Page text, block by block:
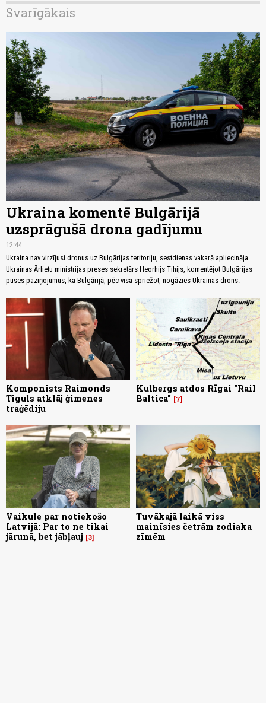
Svarīgākais
Ukraina komentē Bulgārijā
uzsprāgušā drona gadījumu
12:44
Ukraina nav virzījusi dronus uz Bulgārijas teritoriju, sestdienas vakarā apliecināja
Ukrainas Ārlietu ministrijas preses sekretārs Heorhijs Tihijs, komentējot Bulgārijas
puses paziņojumus, ka Bulgārijā, pēc visa spriežot, nogāzies Ukrainas drons.
Komponists Raimonds
Tiguls atklāj ģimenes
traģēdiju
Kulbergs atdos Rīgai "Rail
Baltica"
7
Vaikule par notiekošo
Latvijā: Par to ne tikai
jārunā, bet jābļauj
3
Tuvākajā laikā viss
mainīsies četrām zodiaka
zīmēm